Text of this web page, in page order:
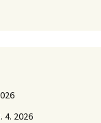
4. 2026